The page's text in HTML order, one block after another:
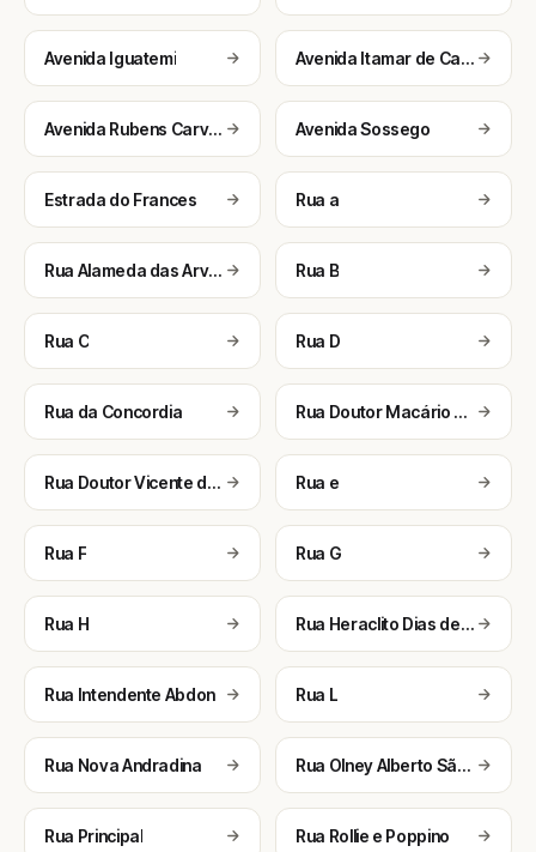
Avenida Iguatemi Avenida Itamar de Carvalho
Avenida Rubens Carvalho Avenida Sossego
Estrada do Frances Rua a
Rua Alameda das Arvores Rua B
Rua C Rua D
Rua da Concordia Rua Doutor Macário Cerqueira
Rua Doutor Vicente dos Reis Rua e
Rua F Rua G
Rua H Rua Heraclito Dias de Carvalho
Rua Intendente Abdon Rua L
Rua Nova Andradina Rua Olney Alberto São Paulo
Rua Principal Rua Rollie e Poppino